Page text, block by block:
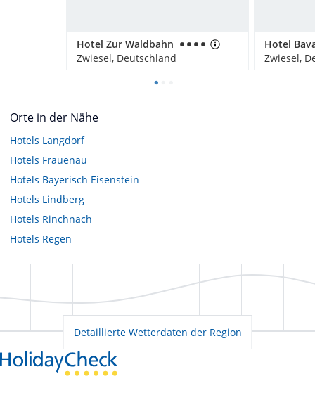
Hotel Zur Waldbahn
Zwiesel, Deutschland
Zwiesel,
Orte in der Nähe
Hotels Langdorf
Hotels Frauenau
Hotels Bayerisch Eisenstein
Hotels Lindberg
Hotels Rinchnach
Hotels Regen
Detaillierte Wetterdaten der Region